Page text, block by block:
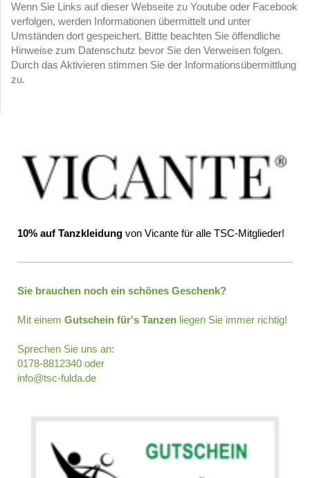
Wenn Sie Links auf dieser Webseite zu Youtube oder Facebook
verfolgen, werden Informationen übermittelt und unter
Umständen dort gespeichert. Bittte beachten Sie öffendliche
Hinweise zum Datenschutz bevor Sie den Verweisen folgen.
Durch das Aktivieren stimmen Sie der Informationsübermittlung
zu.
10% auf Tanzkleidung von Vicante für alle TSC-Mitglieder!
Sie brauchen noch ein schönes Geschenk?
Mit einem Gutschein für's Tanzen liegen Sie immer richtig!
Sprechen Sie uns an:
0178-8812340 oder
info@tsc-fulda.de